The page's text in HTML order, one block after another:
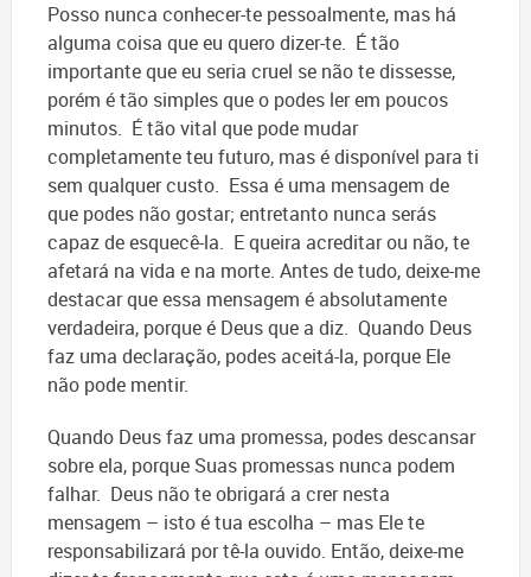
Posso nunca conhecer-te pessoalmente, mas há
alguma coisa que eu quero dizer-te. É tão
importante que eu seria cruel se não te dissesse,
porém é tão simples que o podes ler em poucos
minutos. É tão vital que pode mudar
completamente teu futuro, mas é disponível para ti
sem qualquer custo. Essa é uma mensagem de
que podes não gostar; entretanto nunca serás
capaz de esquecê-la. E queira acreditar ou não, te
afetará na vida e na morte. Antes de tudo, deixe-me
destacar que essa mensagem é absolutamente
verdadeira, porque é Deus que a diz. Quando Deus
faz uma declaração, podes aceitá-la, porque Ele
não pode mentir.
Quando Deus faz uma promessa, podes descansar
sobre ela, porque Suas promessas nunca podem
falhar. Deus não te obrigará a crer nesta
mensagem – isto é tua escolha – mas Ele te
responsabilizará por tê-la ouvido. Então, deixe-me